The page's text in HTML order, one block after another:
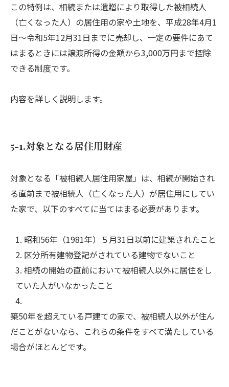
この特例は、相続または遺贈により取得した被相続人
（亡くなった人）の居住用の家や土地を、平成28年4月1
日〜令和5年12月31日までに売却し、一定の要件にあて
はまるときには譲渡所得の金額から3,000万円まで控除
できる制度です。
内容を詳しく説明します。
5-1.対象となる居住用財産
対象となる「被相続人居住用家屋」は、相続が開始され
る直前まで被相続人（亡くなった人）が居住用にしてい
た家で、以下のすべてに当てはまる必要があります。
昭和56年（1981年）５月31日以前に建築されたこと
区分所有建物登記がされている建物でないこと
相続の開始の直前において被相続人以外に居住をし
ていた人がいなかったこと
築50年を超えている戸建ての家で、被相続人以外が住ん
だことがないなら、これらの条件をすべて満たしている
場合がほとんどです。